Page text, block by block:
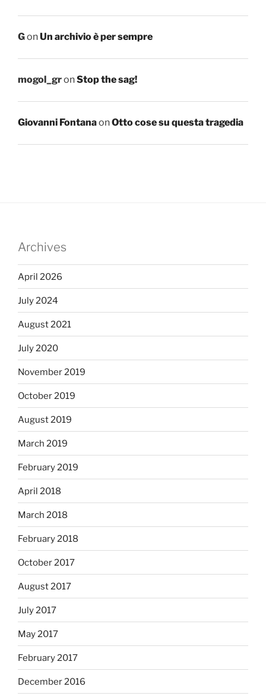
GonUn archivio è per sempre
mogol_gronStop the sag!
Giovanni FontanaonOtto cose su questa tragedia
Archives
April 2026
July 2024
August 2021
July 2020
November 2019
October 2019
August 2019
March 2019
February 2019
April 2018
March 2018
February 2018
October 2017
August 2017
July 2017
May 2017
February 2017
December 2016